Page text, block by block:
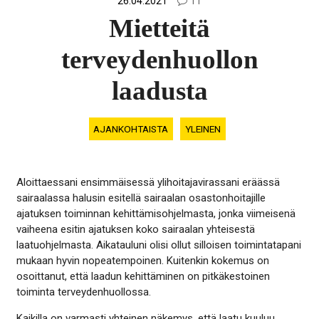
Mietteitä
terveydenhuollon
laadusta
AJANKOHTAISTA YLEINEN
Aloittaessani ensimmäisessä ylihoitajavirassani eräässä
sairaalassa halusin esitellä sairaalan osastonhoitajille
ajatuksen toiminnan kehittämisohjelmasta, jonka viimeisenä
vaiheena esitin ajatuksen koko sairaalan yhteisestä
laatuohjelmasta. Aikatauluni olisi ollut silloisen toimintatapani
mukaan hyvin nopeatempoinen. Kuitenkin kokemus on
osoittanut, että laadun kehittäminen on pitkäkestoinen
toiminta terveydenhuollossa.